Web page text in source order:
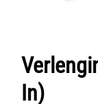
In)